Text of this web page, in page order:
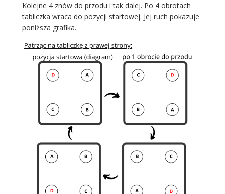
Kolejne 4 znów do przodu i tak dalej. Po 4 obrotach
tabliczka wraca do pozycji startowej. Jej ruch pokazuje
poniższa grafika.